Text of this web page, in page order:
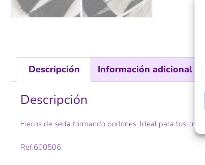
Descripción Información adicional
Descripción
Flecos de seda formando borlones. Ideal para tus
Ref.600506